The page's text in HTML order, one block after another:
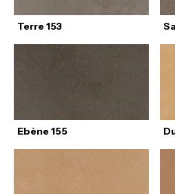
Terre 153
Ebène 155